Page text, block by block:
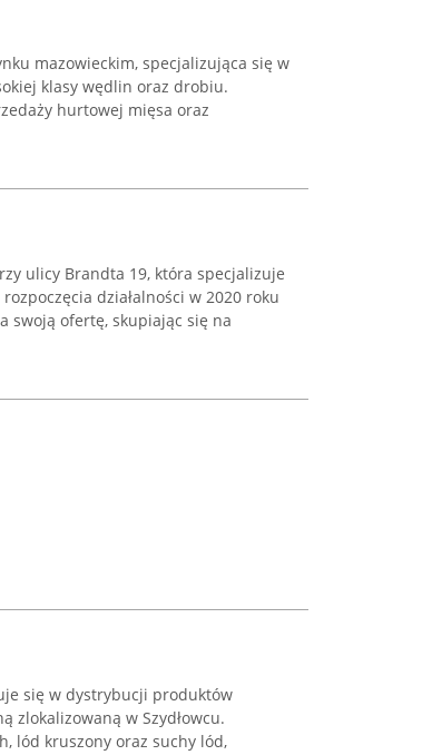
mazowieckim, specjalizująca się w
klasy wędlin oraz drobiu.
hurtowej mięsa oraz
ulicy Brandta 19, która specjalizuje
działalności w 2020 roku
swoją ofertę, skupiając się na
się w dystrybucji produktów
zlokalizowaną w Szydłowcu.
lód kruszony oraz suchy lód,